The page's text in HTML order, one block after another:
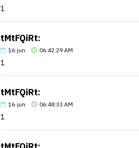
1
tMtFQiRt:
16 jun 06:42:29 AM
1
tMtFQiRt:
16 jun 06:48:33 AM
1